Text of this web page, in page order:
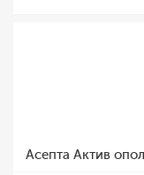
Асепта Актив